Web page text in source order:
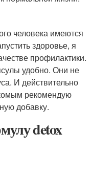
человека имеются
здоровье, я
профилактики.
удобно. Они не
И действительно
рекомендую
добавку.
detox